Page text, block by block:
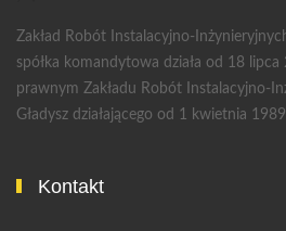
Zakład Robót Instalacyjno-
spółka komandytowa działa od 18
prawnym Zakładu Robót Instalacyjno-
Gładysz działającego od 1 kwietnia
Kontakt